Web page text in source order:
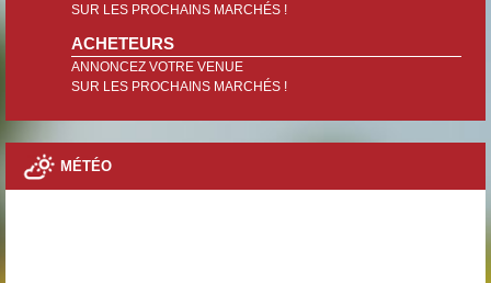
SUR LES PROCHAINS MARCHÉS !
ACHETEURS
ANNONCEZ VOTRE VENUE
SUR LES PROCHAINS MARCHÉS !
MÉTÉO